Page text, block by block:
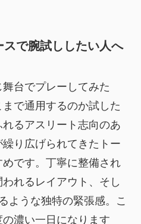
で腕試ししたい人へ
舞台でプレーしてみた
で通用するのか試した
るアスリート志向のあ
り広げられてきたトー
です。丁寧に整備され
れるレイアウト、そし
ような独特の緊張感。こ
濃い一日になります